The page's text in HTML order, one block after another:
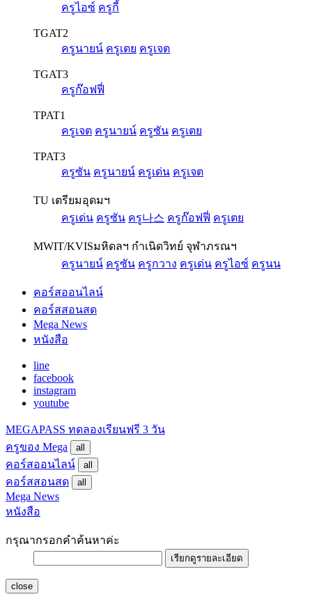
ครูไอซ์ ครูกี้
TGAT2
ครูนายน์ ครูเตย ครูเจต
TGAT3
ครูก๊อฟฟี่
TPAT1
ครูเจต ครูนายน์ ครูซัน ครูเตย
TPAT3
ครูซัน ครูนายน์ ครูเด่น ครูเจต
TU เตรียมอุดมฯ
ครูเด่น ครูซัน ครู나스 ครูก๊อฟฟี่ ครูเตย
MWIT/KVISมหิดลฯ กำเนิดวิทย์ จุฬาภรณฯ
ครูนายน์ ครูซัน ครูกวาง ครูเด่น ครูไอซ์ ครูนน
คอร์สออนไลน์
คอร์สสอนสด
Mega News
หนังสือ
line
facebook
instagram
youtube
MEGAPASS ทดลองเรียนฟรี 3 วัน
ครูของ Mega
all
คอร์สออนไลน์ all
คอร์สสอนสด all
Mega News
หนังสือ
กรุณากรอกคำค้นหาค่ะ
เรียกดูรายละเอียด
close